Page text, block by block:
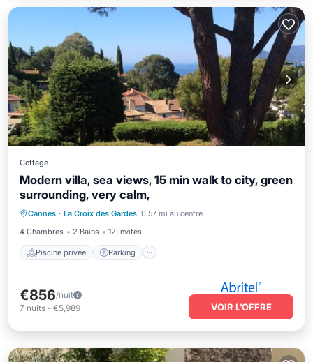
Cottage
Modern villa, sea views, 15 min walk to city, green
surrounding, very calm,
Cannes · La Croix des Gardes 0.57 mi au centre
4 Chambres
2 Bains 12 Invités
Piscine privée Parking
Piscine privée Parking
Cuisine
€856/nuit
7 nuits - €5,989 VOIR L’OFFRE